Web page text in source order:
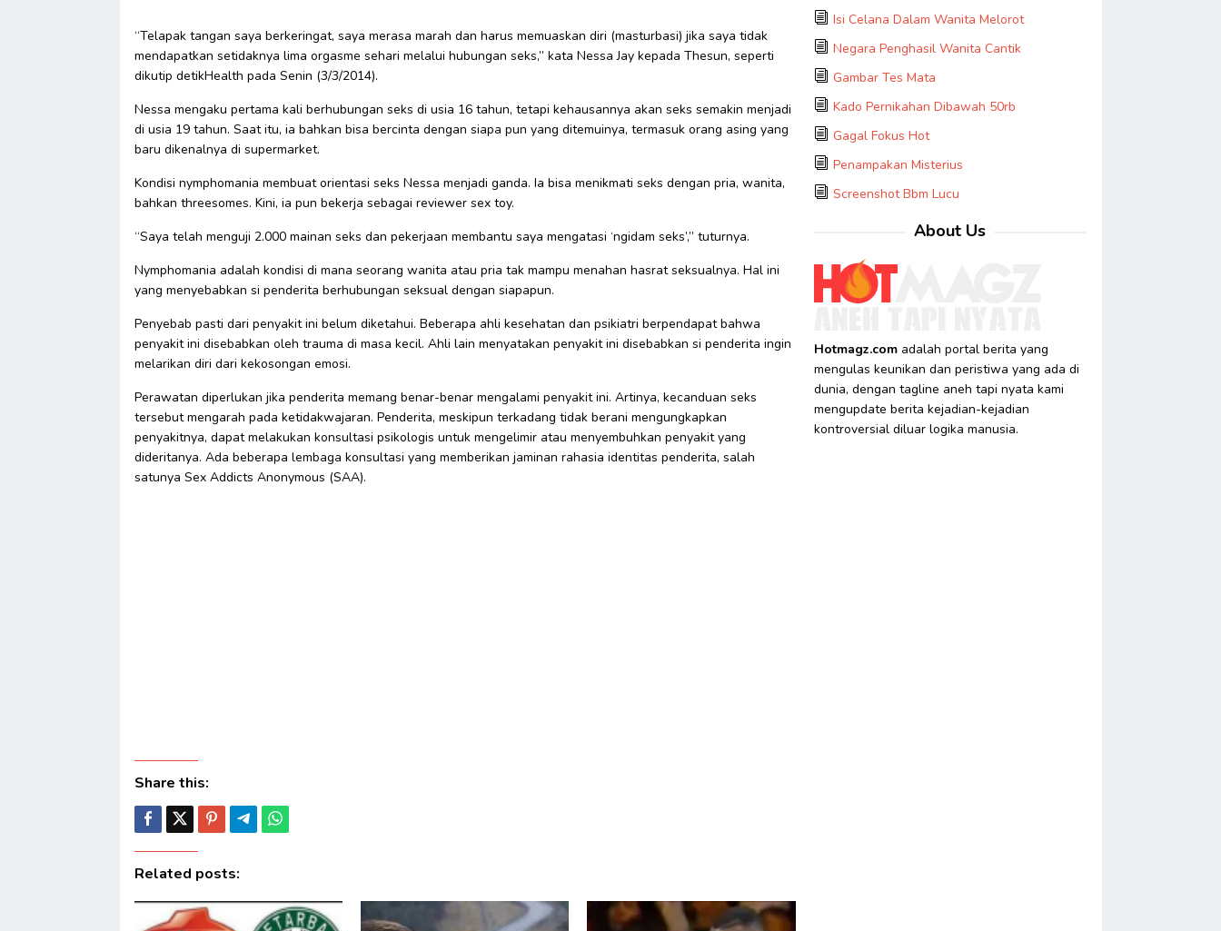
“Telapak tangan saya berkeringat, saya merasa marah dan harus memuaskan diri (masturbasi) jika saya tidak
mendapatkan setidaknya lima orgasme sehari melalui hubungan seks,” kata Nessa Jay kepada Thesun, seperti
dikutip detikHealth pada Senin (3/3/2014).
Nessa mengaku pertama kali berhubungan seks di usia 16 tahun, tetapi kehausannya akan seks semakin menjadi
di usia 19 tahun. Saat itu, ia bahkan bisa bercinta dengan siapa pun yang ditemuinya, termasuk orang asing yang
baru dikenalnya di supermarket.
Kondisi nymphomania membuat orientasi seks Nessa menjadi ganda. Ia bisa menikmati seks dengan pria, wanita,
bahkan threesomes. Kini, ia pun bekerja sebagai reviewer sex toy.
“Saya telah menguji 2.000 mainan seks dan pekerjaan membantu saya mengatasi ‘ngidam seks’,” tuturnya.
Nymphomania adalah kondisi di mana seorang wanita atau pria tak mampu menahan hasrat seksualnya. Hal ini
yang menyebabkan si penderita berhubungan seksual dengan siapapun.
Penyebab pasti dari penyakit ini belum diketahui. Beberapa ahli kesehatan dan psikiatri berpendapat bahwa
penyakit ini disebabkan oleh trauma di masa kecil. Ahli lain menyatakan penyakit ini disebabkan si penderita ingin
melarikan diri dari kekosongan emosi.
Perawatan diperlukan jika penderita memang benar-benar mengalami penyakit ini. Artinya, kecanduan seks
tersebut mengarah pada ketidakwajaran. Penderita, meskipun terkadang tidak berani mengungkapkan
penyakitnya, dapat melakukan konsultasi psikologis untuk mengelimir atau menyembuhkan penyakit yang
dideritanya. Ada beberapa lembaga konsultasi yang memberikan jaminan rahasia identitas penderita, salah
satunya Sex Addicts Anonymous (SAA).
Share this:
Related posts:
Isi Celana Dalam Wanita Melorot
Negara Penghasil Wanita Cantik
Gambar Tes Mata
Kado Pernikahan Dibawah 50rb
Gagal Fokus Hot
Penampakan Misterius
Screenshot Bbm Lucu
About Us
Hotmagz.comadalah portal berita yang
mengulas keunikan dan peristiwa yang ada di
dunia, dengan tagline aneh tapi nyata kami
mengupdate berita kejadian-kejadian
kontroversial diluar logika manusia.